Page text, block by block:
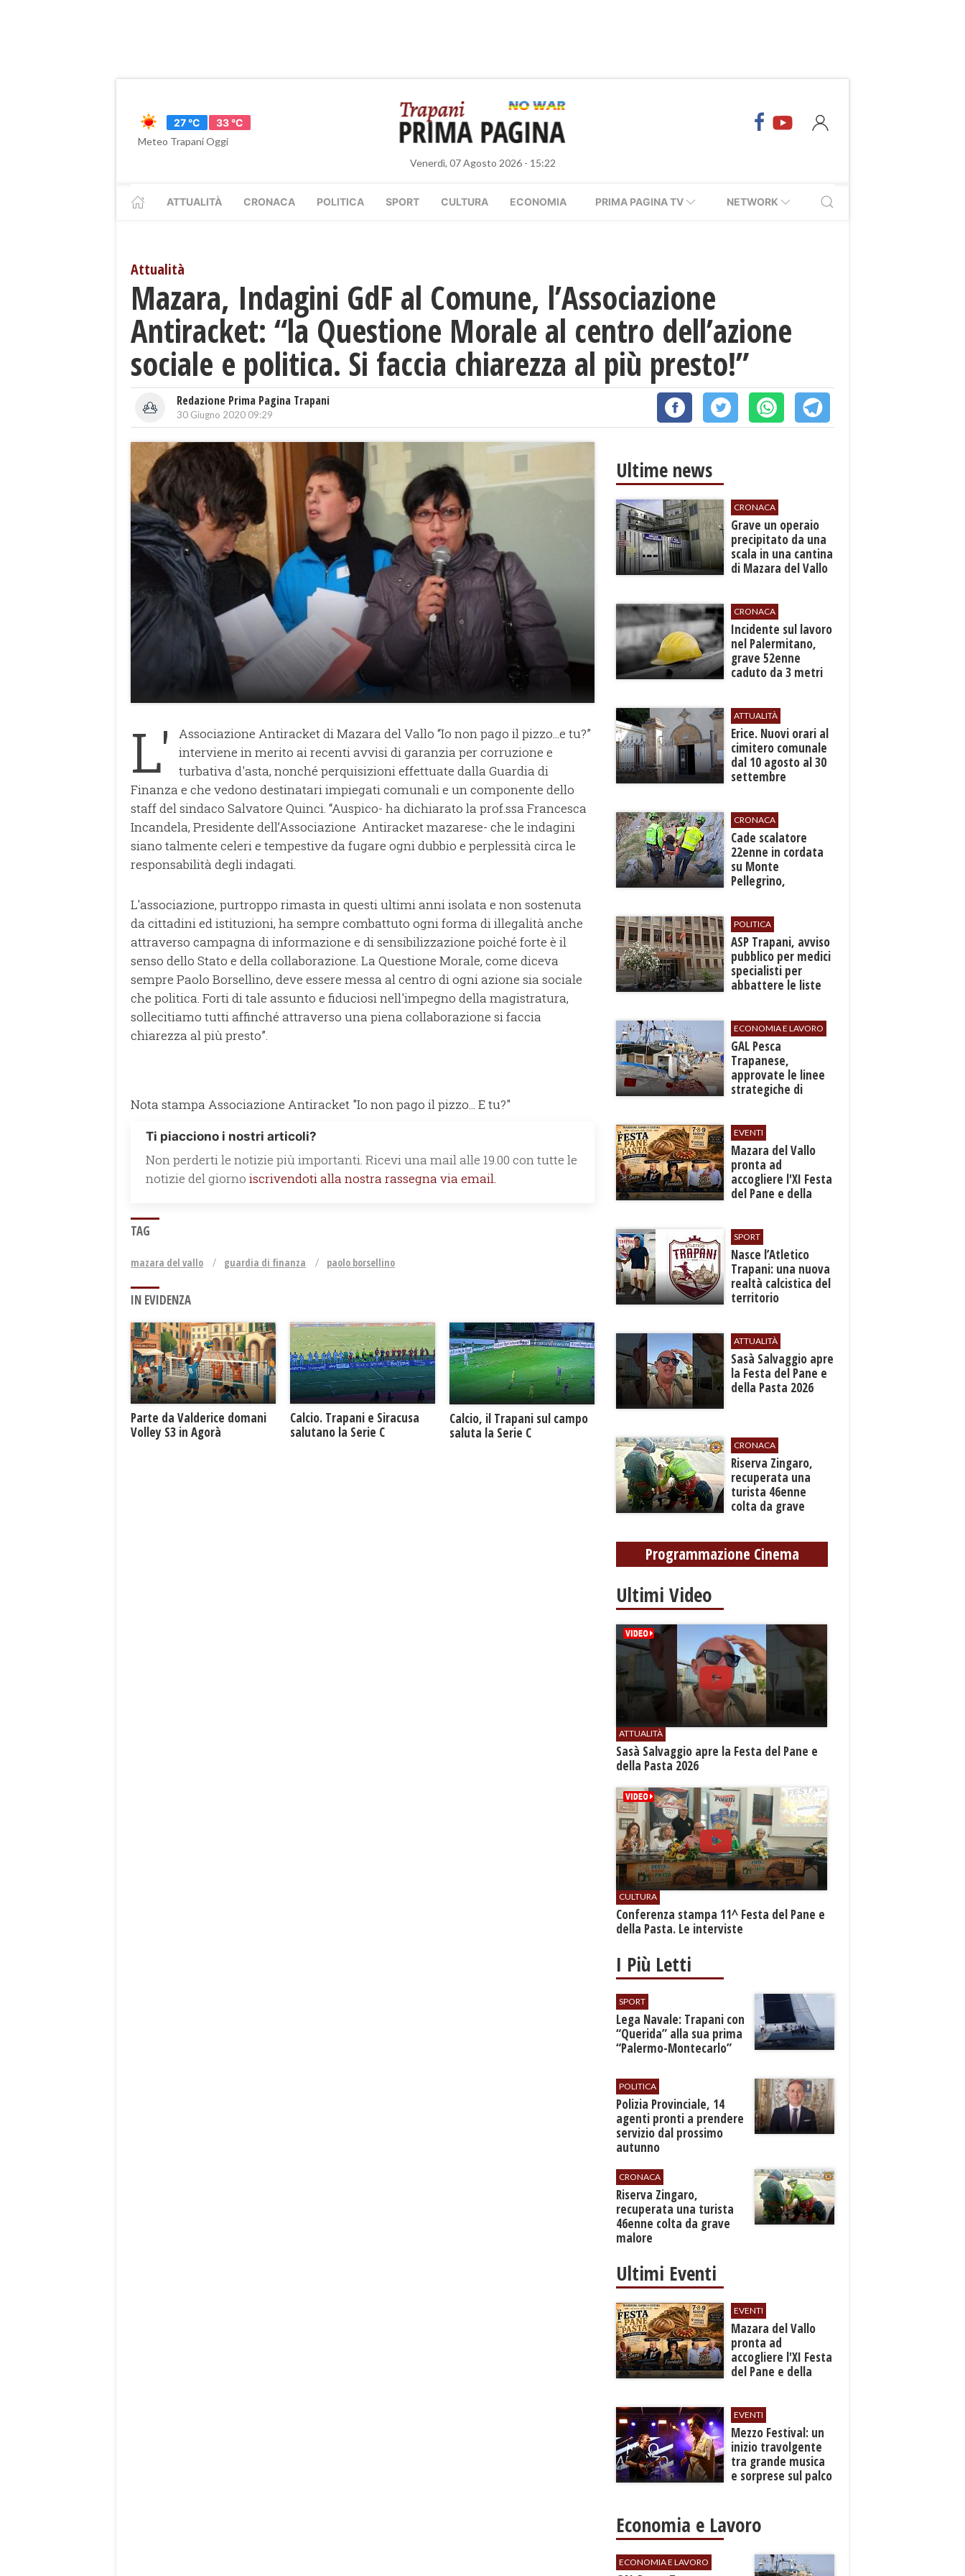
27 °C
33 °C
Meteo Trapani Oggi
Venerdì, 07 Agosto 2026 - 15:22
ATTUALITÀ CRONACA POLITICA SPORT CULTURA ECONOMIA PRIMA PAGINA TV NETWORK
Attualità
Mazara, Indagini GdF al Comune, l’Associazione
Antiracket: “la Questione Morale al centro dell’azione
sociale e politica. Si faccia chiarezza al più presto!”
Redazione Prima Pagina Trapani
30 Giugno 2020 09:29
L'
Associazione Antiracket di Mazara del Vallo “Io non pago il pizzo...e tu?”
interviene in merito ai recenti avvisi di garanzia per corruzione e
turbativa d'asta, nonché perquisizioni effettuate dalla Guardia di
Finanza e che vedono destinatari impiegati comunali e un componente dello
staff del sindaco Salvatore Quinci. “Auspico- ha dichiarato la prof.ssa Francesca
Incandela, Presidente dell’Associazione Antiracket mazarese- che le indagini
siano talmente celeri e tempestive da fugare ogni dubbio e perplessità circa le
responsabilità degli indagati.
L'associazione, purtroppo rimasta in questi ultimi anni isolata e non sostenuta
da cittadini ed istituzioni, ha sempre combattuto ogni forma di illegalità anche
attraverso campagna di informazione e di sensibilizzazione poiché forte è il
senso dello Stato e della collaborazione. La Questione Morale, come diceva
sempre Paolo Borsellino, deve essere messa al centro di ogni azione sia sociale
che politica. Forti di tale assunto e fiduciosi nell'impegno della magistratura,
sollecitiamo tutti affinché attraverso una piena collaborazione si faccia
chiarezza al più presto”.
Nota stampa Associazione Antiracket "Io non pago il pizzo... E tu?"
Ti piacciono i nostri articoli?
Non perderti le notizie più importanti. Ricevi una mail alle 19.00 con tutte le
notizie del giorno iscrivendoti alla nostra rassegna via email.
TAG
mazara del vallo guardia di finanza paolo borsellino
IN EVIDENZA
Parte da Valderice domani
Volley S3 in Agorà
Calcio. Trapani e Siracusa
salutano la Serie C
Calcio, il Trapani sul campo
saluta la Serie C
Ultime news
CRONACA
​Grave un operaio
precipitato da una
scala in una cantina
di Mazara del Vallo
CRONACA
​Incidente sul lavoro
nel Palermitano,
grave 52enne
caduto da 3 metri
ATTUALITÀ
​Erice. Nuovi orari al
cimitero comunale
dal 10 agosto al 30
settembre
CRONACA
​Cade scalatore
22enne in cordata
su Monte
Pellegrino,
gamba
POLITICA
ASP Trapani, avviso
pubblico per medici
specialisti per
abbattere le liste
ECONOMIA E LAVORO
GAL Pesca
Trapanese,
approvate le linee
strategiche di
settembre
EVENTI
Mazara del Vallo
pronta ad
accogliere l'XI Festa
del Pane e della
SPORT
Nasce l’Atletico
Trapani: una nuova
realtà calcistica del
territorio
ATTUALITÀ
Sasà Salvaggio apre
la Festa del Pane e
della Pasta 2026
CRONACA
​Riserva Zingaro,
recuperata una
turista 46enne
colta da grave
Programmazione Cinema
Ultimi Video
ATTUALITÀ
Sasà Salvaggio apre la Festa del Pane e
della Pasta 2026
CULTURA
Conferenza stampa 11^ Festa del Pane e
della Pasta. Le interviste
I Più Letti
SPORT
​Lega Navale: Trapani con
“Querida” alla sua prima
“Palermo-Montecarlo”
POLITICA
​Polizia Provinciale, 14
agenti pronti a prendere
servizio dal prossimo
autunno
CRONACA
​Riserva Zingaro,
recuperata una turista
46enne colta da grave
malore
Ultimi Eventi
EVENTI
Mazara del Vallo
pronta ad
accogliere l'XI Festa
del Pane e della
EVENTI
Mezzo Festival: un
inizio travolgente
tra grande musica
e sorprese sul palco
Economia e Lavoro
ECONOMIA E LAVORO